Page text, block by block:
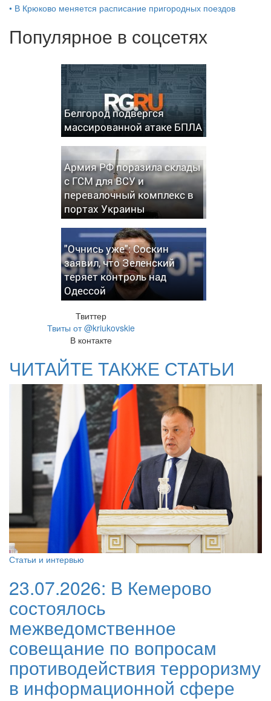
• В Крюково меняется расписание пригородных поездов
Популярное в соцсетях
Белгород подвергся
массированной атаке БПЛА
Армия РФ поразила склады
с ГСМ для ВСУ и
перевалочный комплекс в
портах Украины
"Очнись уже": Соскин
заявил, что Зеленский
теряет контроль над
Одессой
Твиттер
Твиты от @kriukovskie
В контакте
ЧИТАЙТЕ ТАКЖЕ СТАТЬИ
Статьи и интервью
23.07.2026: В Кемерово
состоялось
межведомственное
совещание по вопросам
противодействия терроризму
в информационной сфере